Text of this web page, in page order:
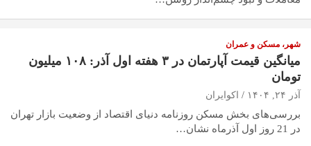
شهر، مسکن و عمران
میانگین قیمت آپارتمان در ۳ هفته اول آذر: ۱۰۸ میلیون
تومان
آذر ۲۴, ۱۴۰۴ اکوایران
بررسی‌های بخش مسکن روزنامه دنیای اقتصاد از وضعیت بازار تهران
در 21 روز اول آذرماه نشان…